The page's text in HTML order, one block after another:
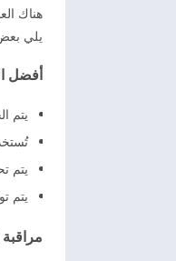
يلي
أفضل
يتم
يتم
يتم